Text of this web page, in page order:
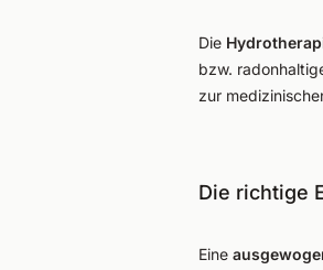
Die
bzw.
zur
Die richtige
Eine